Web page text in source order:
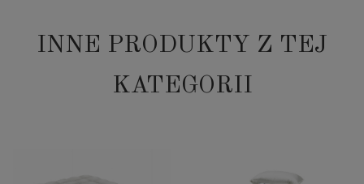
INNE PRODUKTY Z TEJ
KATEGORII